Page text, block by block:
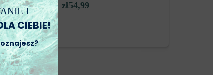
zł54,99
I
CIEBIE!